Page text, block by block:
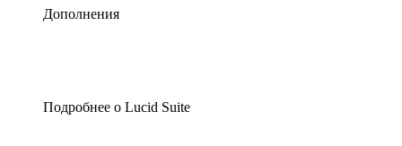
Дополнения
Подробнее о Lucid Suite